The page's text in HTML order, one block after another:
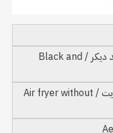
العلامة التجارية الشهيرة : بلاك اند ديكر / Black and
نوع المنتج : قلاية هوائية بدون زيت / Air fryer without